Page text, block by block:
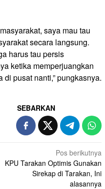
saya mau tau
secara langsung.
harus tau persis
ketika memperjuangkan
pusat nanti,” pungkasnya.
SEBARKAN
Pos berikutnya
KPU Tarakan Optimis Gunakan
Sirekap di Tarakan, Ini
alasannya